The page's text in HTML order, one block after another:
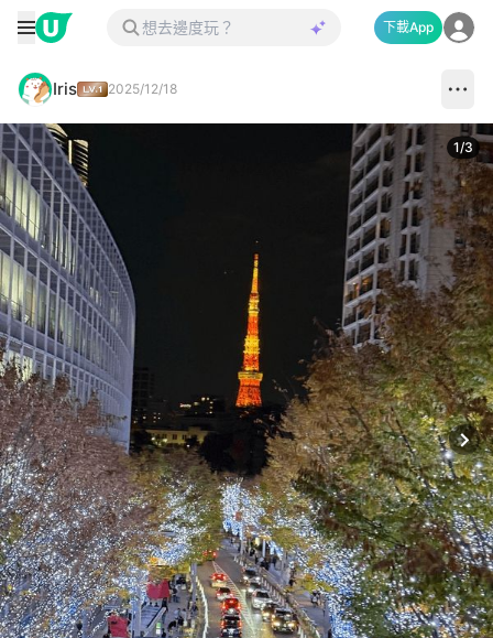
下載App
Iris 2025/12/18
1/3